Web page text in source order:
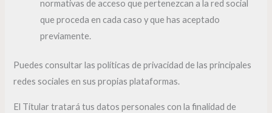
normativas de acceso que pertenezcan a la red social
que proceda en cada caso y que has aceptado
previamente.
Puedes consultar las políticas de privacidad de las principales
redes sociales en sus propias plataformas.
El Titular tratará tus datos personales con la finalidad de